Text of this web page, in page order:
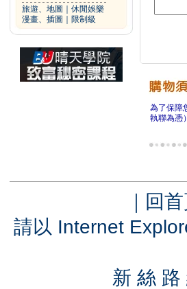
旅遊、地圖
休閒娛樂
漫畫、插圖
限制級
為了保障
執聯為憑
｜ 回
請以 Internet
新 絲 路